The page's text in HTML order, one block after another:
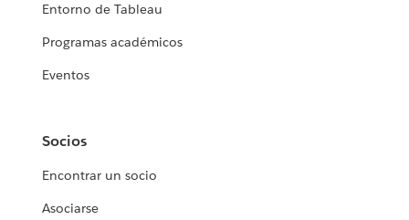
Entorno de Tableau
Programas académicos
Eventos
Socios
Encontrar un socio
Asociarse